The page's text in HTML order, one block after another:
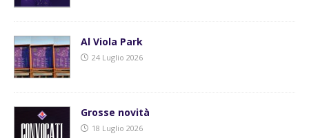
Al Viola Park
24 Luglio 2026
Grosse novità
18 Luglio 2026